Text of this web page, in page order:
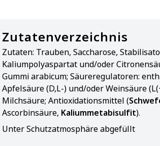
Zutatenverzeichnis
Zutaten: Trauben, Saccharose,
Kaliumpolyaspartat und/oder
Gummi arabicum; Säureregulatoren:
Apfelsäure (D,L-) und/oder Weinsäure
Milchsäure; Antioxidationsmittel (
Ascorbinsäure, Kaliummetabisulfit).
Unter Schutzatmosphäre abgefüllt